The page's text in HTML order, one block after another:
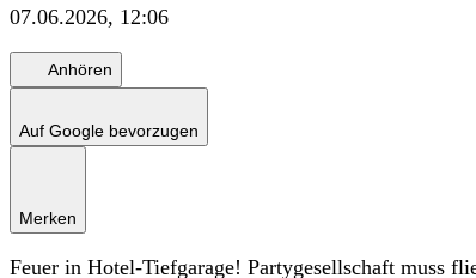
07.06.2026, 12:06
Anhören
Auf Google bevorzugen
Merken
Feuer in Hotel-Tiefgarage! Partygesellschaft muss